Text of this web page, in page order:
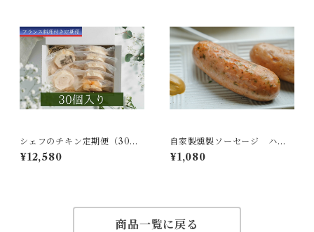
シェフのチキン定期便（30個
入り）「フランス料理付き」
初回 ¥12,580／2回目以降
¥12,580
自家製燻製ソーセージ ハー
ブ -Saucisse aux Herbes
- １本［冷凍］
¥1,080
商品一覧に戻る